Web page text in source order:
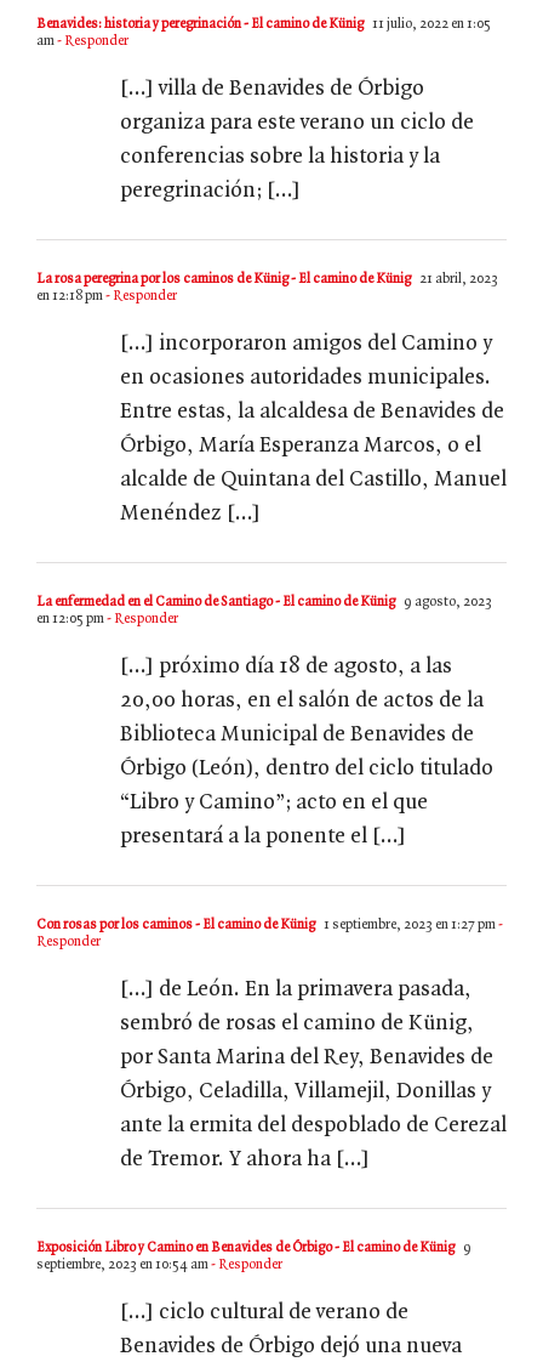
Benavides: historia y peregrinación - El camino de Künig 11 julio, 2022 en 1:05
am- Responder
[…] villa de Benavides de Órbigo
organiza para este verano un ciclo de
conferencias sobre la historia y la
peregrinación; […]
La rosa peregrina por los caminos de Künig - El camino de Künig 21 abril, 2023
en 12:18 pm- Responder
[…] incorporaron amigos del Camino y
en ocasiones autoridades municipales.
Entre estas, la alcaldesa de Benavides de
Órbigo, María Esperanza Marcos, o el
alcalde de Quintana del Castillo, Manuel
Menéndez […]
La enfermedad en el Camino de Santiago - El camino de Künig
9 agosto, 2023
en 12:05 pm- Responder
[…] próximo día 18 de agosto, a las
20,00 horas, en el salón de actos de la
Biblioteca Municipal de Benavides de
Órbigo (León), dentro del ciclo titulado
“Libro y Camino”; acto en el que
presentará a la ponente el […]
Con rosas por los caminos - El camino de Künig 1 septiembre, 2023 en 1:27 pm-
Responder
[…] de León. En la primavera pasada,
sembró de rosas el camino de Künig,
por Santa Marina del Rey, Benavides de
Órbigo, Celadilla, Villamejil, Donillas y
ante la ermita del despoblado de Cerezal
de Tremor. Y ahora ha […]
Exposición Libro y Camino en Benavides de Órbigo - El camino de Künig
9
septiembre, 2023 en 10:54 am- Responder
[…] ciclo cultural de verano de
Benavides de Órbigo dejó una nueva